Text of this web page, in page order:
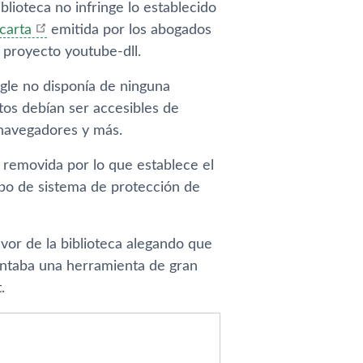
no infringe lo establecido
carta
emitida por los abogados
youtube-dll.
no disponía de ninguna
debían ser accesibles de
y más.
por lo que establece el
de sistema de protección de
de la biblioteca alegando que
una herramienta de gran